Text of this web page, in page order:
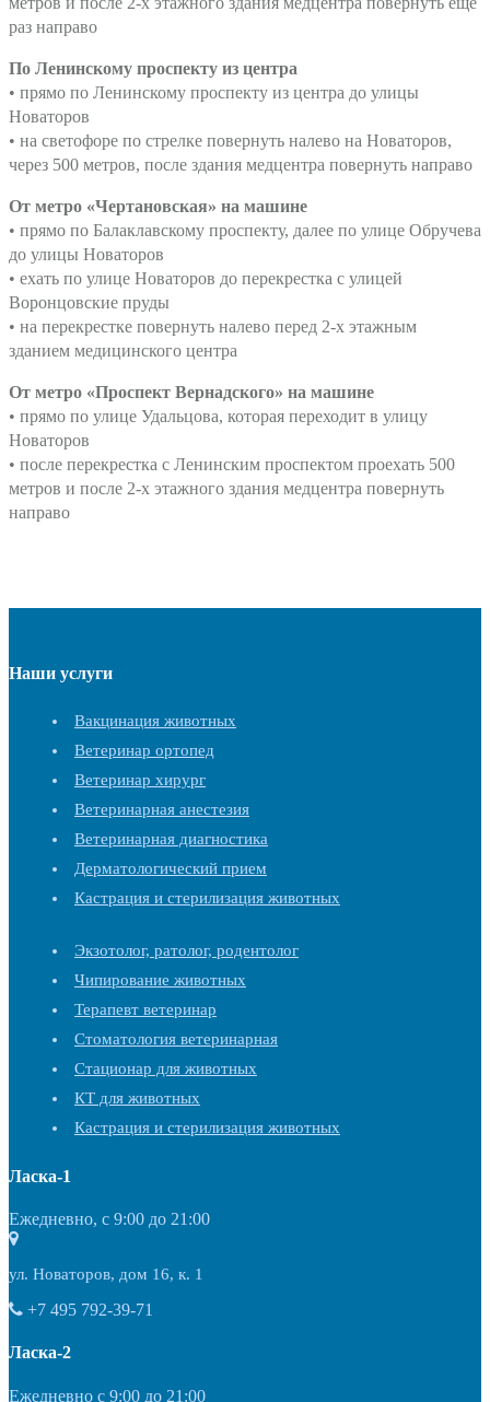
раз направо
По Ленинскому проспекту из центра
• прямо по Ленинскому проспекту из центра до улицы
Новаторов
• на светофоре по стрелке повернуть налево на Новаторов,
через 500 метров, после здания медцентра повернуть направо
От метро «Чертановская» на машине
• прямо по Балаклавскому проспекту, далее по улице Обручева
до улицы Новаторов
• ехать по улице Новаторов до перекрестка с улицей
Воронцовские пруды
• на перекрестке повернуть налево перед 2-х этажным
зданием медицинского центра
От метро «Проспект Вернадского» на машине
• прямо по улице Удальцова, которая переходит в улицу
Новаторов
• после перекрестка с Ленинским проспектом проехать 500
метров и после 2-х этажного здания медцентра повернуть
направо
Наши услуги
Вакцинация животных
Ветеринар ортопед
Ветеринар хирург
Ветеринарная анестезия
Ветеринарная диагностика
Дерматологический прием
Кастрация и стерилизация животных
Экзотолог, ратолог, родентолог
Чипирование животных
Терапевт ветеринар
Стоматология ветеринарная
Стационар для животных
КТ для животных
Кастрация и стерилизация животных
Ласка-1
Ежедневно, с 9:00 до 21:00
ул. Новаторов, дом 16, к. 1
+7 495 792-39-71
Ласка-2
Ежедневно с 9:00 до 21:00